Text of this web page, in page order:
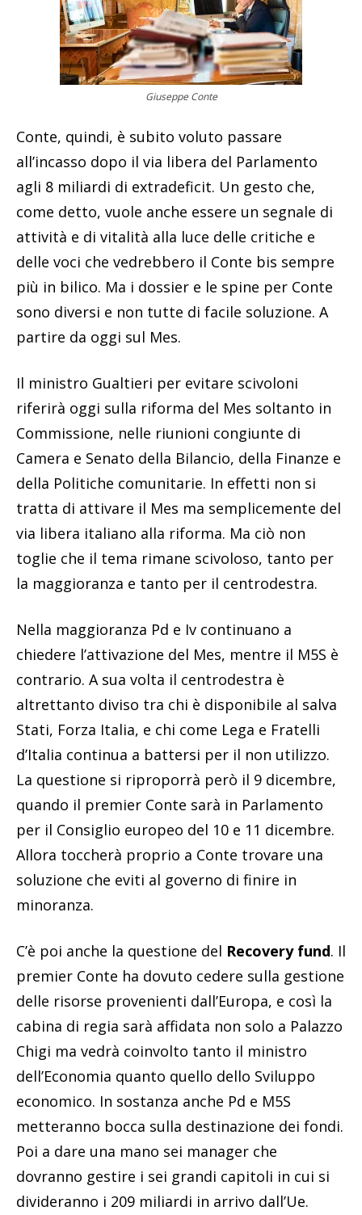
Giuseppe Conte
Conte, quindi, è subito voluto passare
all’incasso dopo il via libera del Parlamento
agli 8 miliardi di extradeficit. Un gesto che,
come detto, vuole anche essere un segnale di
attività e di vitalità alla luce delle critiche e
delle voci che vedrebbero il Conte bis sempre
più in bilico. Ma i dossier e le spine per Conte
sono diversi e non tutte di facile soluzione. A
partire da oggi sul Mes.
Il ministro Gualtieri per evitare scivoloni
riferirà oggi sulla riforma del Mes soltanto in
Commissione, nelle riunioni congiunte di
Camera e Senato della Bilancio, della Finanze e
della Politiche comunitarie. In effetti non si
tratta di attivare il Mes ma semplicemente del
via libera italiano alla riforma. Ma ciò non
toglie che il tema rimane scivoloso, tanto per
la maggioranza e tanto per il centrodestra.
Nella maggioranza Pd e Iv continuano a
chiedere l’attivazione del Mes, mentre il M5S è
contrario. A sua volta il centrodestra è
altrettanto diviso tra chi è disponibile al salva
Stati, Forza Italia, e chi come Lega e Fratelli
d’Italia continua a battersi per il non utilizzo.
La questione si riproporrà però il 9 dicembre,
quando il premier Conte sarà in Parlamento
per il Consiglio europeo del 10 e 11 dicembre.
Allora toccherà proprio a Conte trovare una
soluzione che eviti al governo di finire in
minoranza.
C’è poi anche la questione del Recovery fund. Il
premier Conte ha dovuto cedere sulla gestione
delle risorse provenienti dall’Europa, e così la
cabina di regia sarà affidata non solo a Palazzo
Chigi ma vedrà coinvolto tanto il ministro
dell’Economia quanto quello dello Sviluppo
economico. In sostanza anche Pd e M5S
metteranno bocca sulla destinazione dei fondi.
Poi a dare una mano sei manager che
dovranno gestire i sei grandi capitoli in cui si
divideranno i 209 miliardi in arrivo dall’Ue.